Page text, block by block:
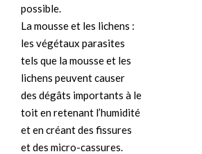
possible.
La mousse et les lichens :
les végétaux parasites
tels que la mousse et les
lichens peuvent causer
des dégâts importants à le
toit en retenant l’humidité
et en créant des fissures
et des micro-cassures.